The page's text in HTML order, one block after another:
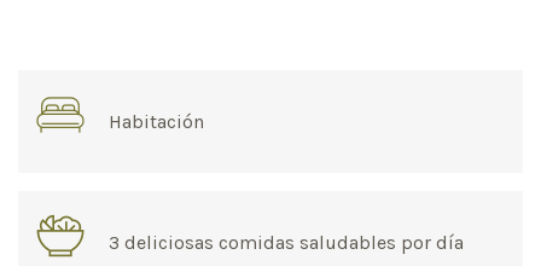
Habitación
3 deliciosas comidas saludables por día